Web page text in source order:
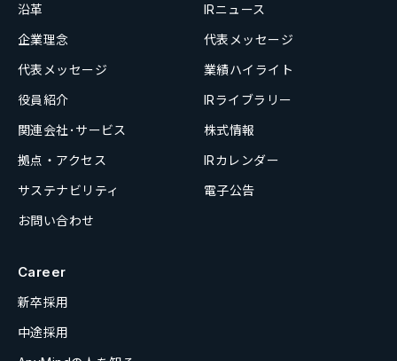
沿革
企業理念
代表メッセージ
役員紹介
関連会社･サービス
拠点・アクセス
サステナビリティ
お問い合わせ
IRニュース
代表メッセージ
業績ハイライト
IRライブラリー
株式情報
IRカレンダー
電子公告
Career
新卒採用
中途採用